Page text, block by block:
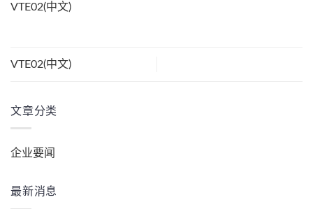
VTE02(中文)
VTE02(中文)
文章分类
企业要闻
最新消息